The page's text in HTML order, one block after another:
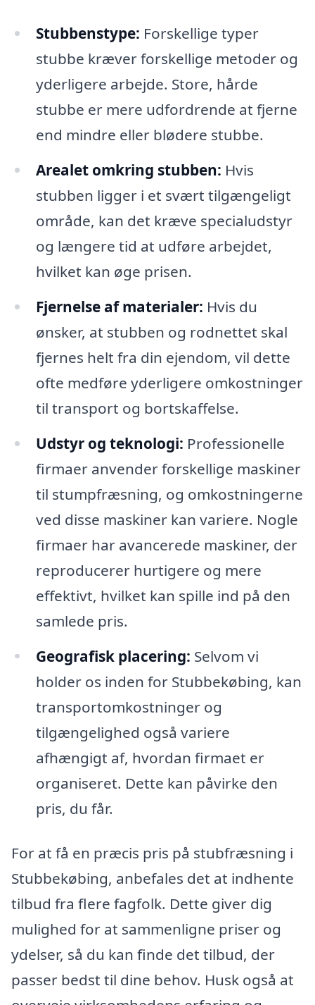
Stubbenstype: Forskellige typer
stubbe kræver forskellige metoder og
yderligere arbejde. Store, hårde
stubbe er mere udfordrende at fjerne
end mindre eller blødere stubbe.
Arealet omkring stubben: Hvis
stubben ligger i et svært tilgængeligt
område, kan det kræve specialudstyr
og længere tid at udføre arbejdet,
hvilket kan øge prisen.
Fjernelse af materialer: Hvis du
ønsker, at stubben og rodnettet skal
fjernes helt fra din ejendom, vil dette
ofte medføre yderligere omkostninger
til transport og bortskaffelse.
Udstyr og teknologi: Professionelle
firmaer anvender forskellige maskiner
til stumpfræsning, og omkostningerne
ved disse maskiner kan variere. Nogle
firmaer har avancerede maskiner, der
reproducerer hurtigere og mere
effektivt, hvilket kan spille ind på den
samlede pris.
Geografisk placering: Selvom vi
holder os inden for Stubbekøbing, kan
transportomkostninger og
tilgængelighed også variere
afhængigt af, hvordan firmaet er
organiseret. Dette kan påvirke den
pris, du får.
For at få en præcis pris på stubfræsning i
Stubbekøbing, anbefales det at indhente
tilbud fra flere fagfolk. Dette giver dig
mulighed for at sammenligne priser og
ydelser, så du kan finde det tilbud, der
passer bedst til dine behov. Husk også at